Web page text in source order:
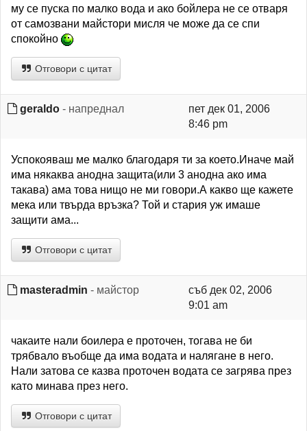
му се пуска по малко вода и ако бойлера не се отваря
от самозвани майстори мисля че може да се спи
спокойно
Отговори с цитат
geraldo - напреднал
пет дек 01, 2006
8:46 pm
Успокояваш ме малко благодаря ти за което.Иначе май
има някаква анодна защита(или 3 анодна ако има
такава) ама това нищо не ми говори.А какво ще кажете
мека или твърда връзка? Той и стария уж имаше
защити ама...
Отговори с цитат
masteradmin - майстор
съб дек 02, 2006
9:01 am
чакаите нали боилера е проточен, тогава не би
трябвало въобще да има водата и налягане в него.
Нали затова се казва проточен водата се загрява през
като минава през него.
Отговори с цитат